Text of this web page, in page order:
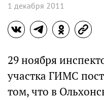
1 декабря 2011
29 ноября
участка ГИМС
том, что в